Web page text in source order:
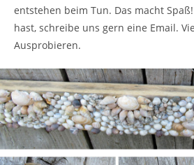
entstehen beim Tun. Das macht
hast, schreibe uns gern eine Email.
Ausprobieren.